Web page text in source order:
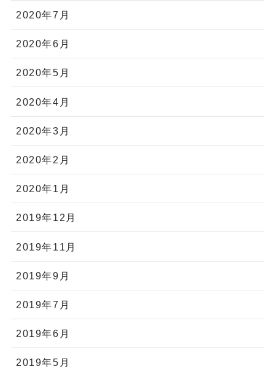
2020年7月
2020年6月
2020年5月
2020年4月
2020年3月
2020年2月
2020年1月
2019年12月
2019年11月
2019年9月
2019年7月
2019年6月
2019年5月